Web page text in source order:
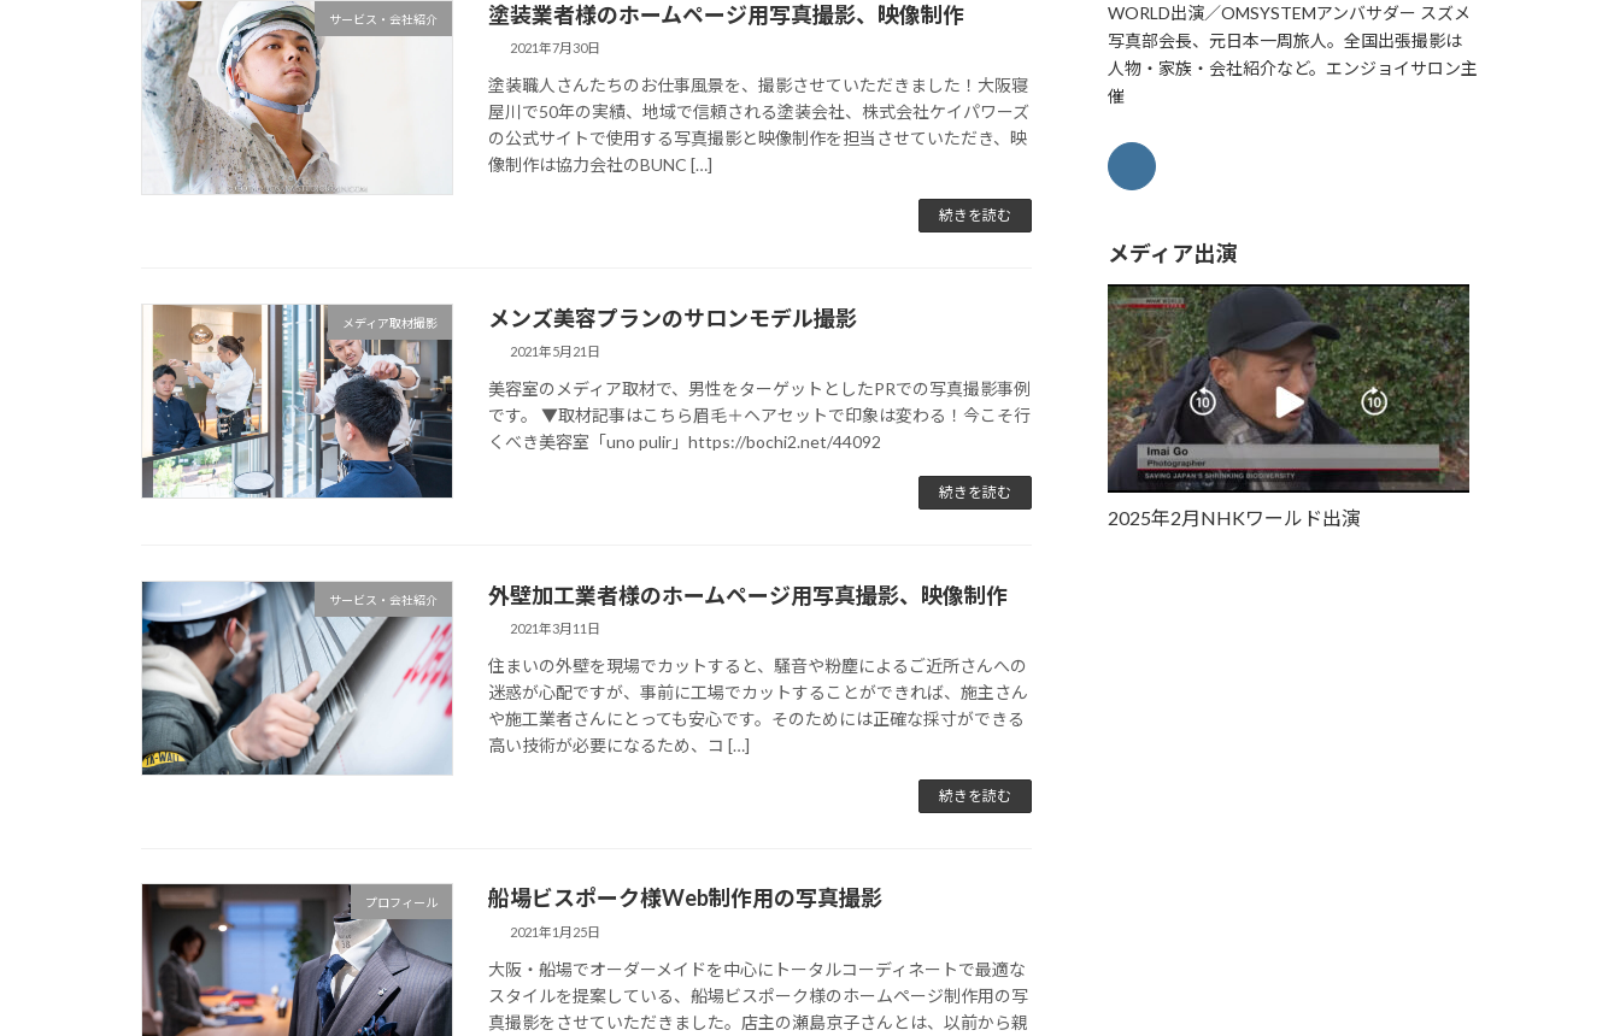
サービス・会社紹介 塗装業者様のホームページ用写真撮影、映像制作
2021年7月30日
塗装職人さんたちのお仕事風景を、撮影させていただきました！大阪寝
屋川で50年の実績、地域で信頼される塗装会社、株式会社ケイパワーズ
の公式サイトで使用する写真撮影と映像制作を担当させていただき、映
像制作は協力会社のBUNC […]
続きを読む
メディア取材撮影 メンズ美容プランのサロンモデル撮影
2021年5月21日
美容室のメディア取材で、男性をターゲットとしたPRでの写真撮影事例
です。 ▼取材記事はこちら眉毛＋ヘアセットで印象は変わる！今こそ行
くべき美容室「uno pulir」https://bochi2.net/44092
続きを読む
サービス・会社紹介 外壁加工業者様のホームページ用写真撮影、映像制作
2021年3月11日
住まいの外壁を現場でカットすると、騒音や粉塵によるご近所さんへの
迷惑が心配ですが、事前に工場でカットすることができれば、施主さん
や施工業者さんにとっても安心です。そのためには正確な採寸ができる
高い技術が必要になるため、コ […]
続きを読む
プロフィール 船場ビスポーク様Web制作用の写真撮影
2021年1月25日
大阪・船場でオーダーメイドを中心にトータルコーディネートで最適な
スタイルを提案している、船場ビスポーク様のホームページ制作用の写
真撮影をさせていただきました。店主の瀬島京子さんとは、以前から親
WORLD出演／OMSYSTEMアンバサダー スズメ
写真部会長、元日本一周旅人。全国出張撮影は
人物・家族・会社紹介など。エンジョイサロン主
催
メディア出演
2025年2月NHKワールド出演